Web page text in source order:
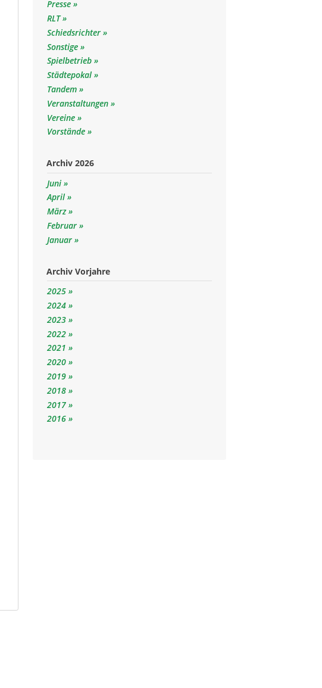
Presse
RLT
Schiedsrichter
Sonstige
Spielbetrieb
Städtepokal
Tandem
Veranstaltungen
Vereine
Vorstände
Archiv 2026
Juni
April
März
Februar
Januar
Archiv Vorjahre
2025
2024
2023
2022
2021
2020
2019
2018
2017
2016